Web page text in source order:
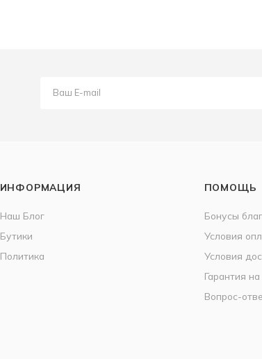
ИНФОРМАЦИЯ
Наш Блог
Бутики
Политика
ПОМОЩЬ
Бонусы
Условия
Условия
Гарантия
Вопрос-